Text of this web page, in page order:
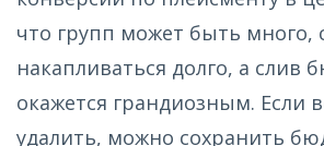
что групп может быть много,
накапливаться долго, а слив
окажется грандиозным. Если
удалить, можно сохранить